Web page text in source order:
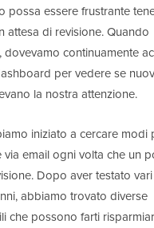
possa essere frustrante
attesa di revisione. Quando
continuamente
per vedere se
la nostra attenzione.
iniziato a cercare modi
via email ogni volta che un
Dopo aver testato
abbiamo trovato diverse
che possono farti